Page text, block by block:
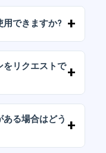
ァイルも含ま
用できますか?
条件として、
が含まれてい
をリクエストで
だき、ご希望
る場合はどう